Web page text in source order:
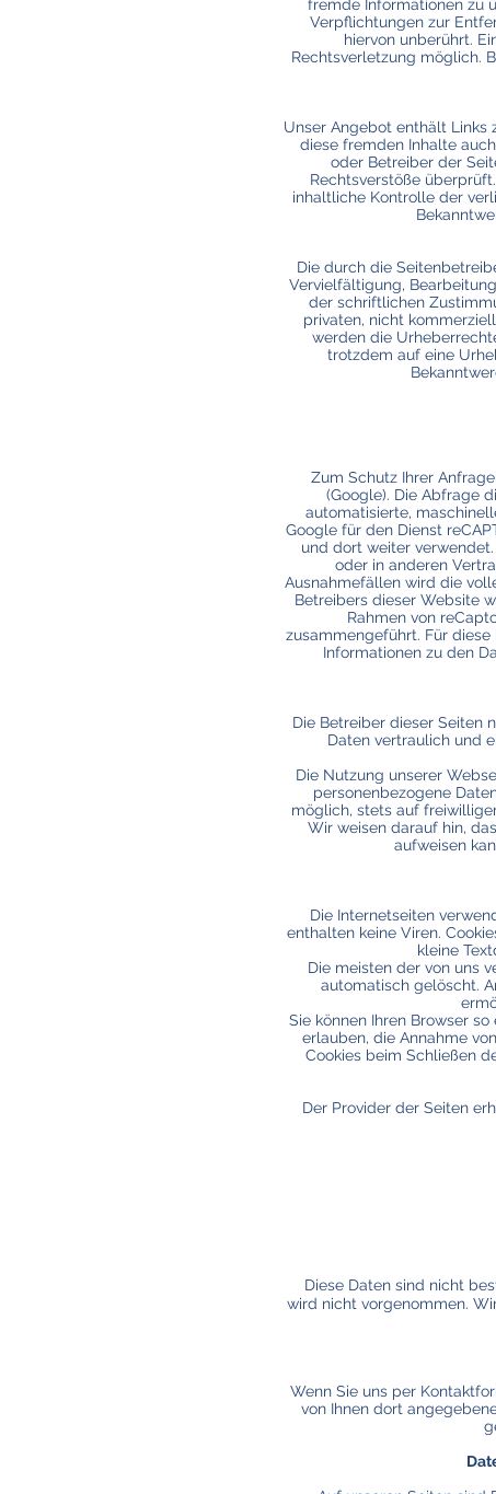
fremde Informationen zu
Verpflichtungen zur
hiervon unberührt.
Rechtsverletzung möglich.
Unser Angebot enthält Links
diese fremden Inhalte
oder Betreiber der
Rechtsverstöße
inhaltliche Kontrolle der
Die durch die
Vervielfältigung,
der schriftlichen
privaten, nicht
werden die
trotzdem auf eine
Zum Schutz Ihrer
(Google). Die Abfrage
automatisierte,
Google für den Dienst
und dort weiter
oder in anderen
Ausnahmefällen wird die
Betreibers dieser Website
Rahmen von
zusammengeführt. Für
Informationen zu den
Die Betreiber dieser Seiten
Daten vertraulich und
Die Nutzung unserer
personenbezogene
möglich, stets auf
Wir weisen darauf hin,
aufweisen
Die Internetseiten
enthalten keine Viren.
kleine
Die meisten der von uns
automatisch gelöscht.
Sie können Ihren Browser
erlauben, die Annahme
Cookies beim Schließen
Der Provider der Seiten
Diese Daten sind nicht
wird nicht vorgenommen.
Wenn Sie uns per
von Ihnen dort